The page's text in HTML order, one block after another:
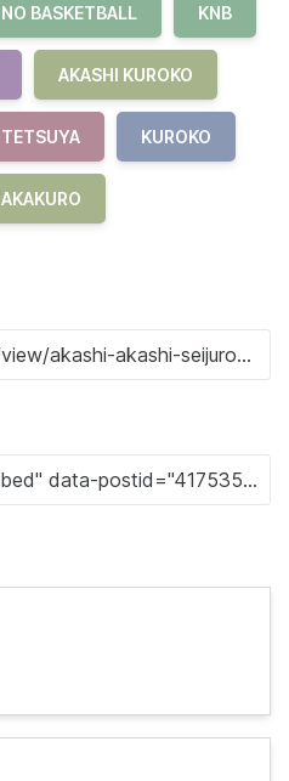
BASKETBALL KNB
AKASHI KUROKO
KUROKO
AKAKURO